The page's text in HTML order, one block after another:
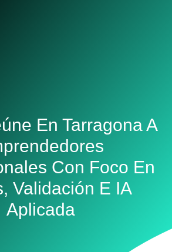
En Tarragona A
Con Foco En
Validación E IA
Aplicada